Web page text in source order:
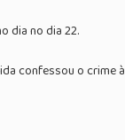
dia no dia 22.
confessou o crime